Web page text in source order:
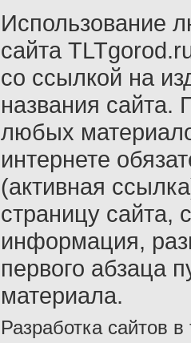
Использование
сайта
со ссылкой на
названия сайта.
любых
интернете
(активная
страницу сайта,
информация,
первого абзаца
материала.
Разработка сайтов в